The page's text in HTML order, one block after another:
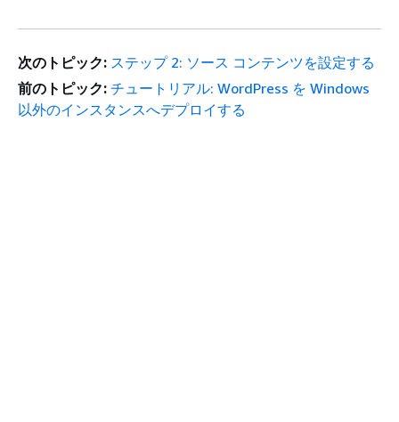
次のトピック: ステップ 2: ソース コンテンツを設定する
前のトピック: チュートリアル: WordPress を Windows
以外のインスタンスへデプロイする